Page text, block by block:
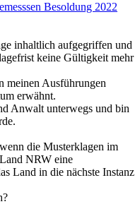
Besoldung 2022
inhaltlich aufgegriffen und
keine Gültigkeit mehr
meinen Ausführungen
erwähnt.
Anwalt unterwegs und bin
die Musterklagen im
NRW eine
Land in die nächste Instanz